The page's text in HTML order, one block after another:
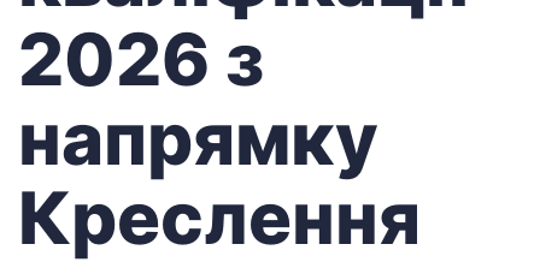
2026 з
напрямку
Креслення